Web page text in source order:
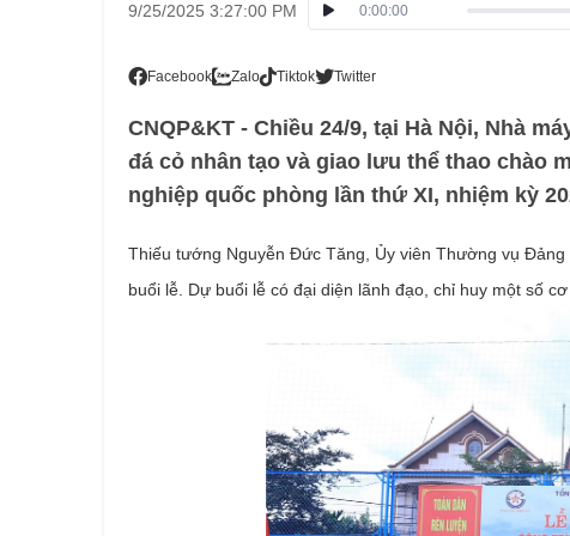
9/25/2025 3:27:00 PM 0:00:00
Facebook Zalo Tiktok Twitter
CNQP&KT - Chiều 24/9, tại Hà Nội, Nhà
đá cỏ nhân tạo và giao lưu thể thao chào
nghiệp quốc phòng lần thứ XI, nhiệm kỳ
Thiếu tướng Nguyễn Đức Tăng, Ủy viên Thường vụ
buổi lễ. Dự buổi lễ có đại diện lãnh đạo, chỉ huy một số